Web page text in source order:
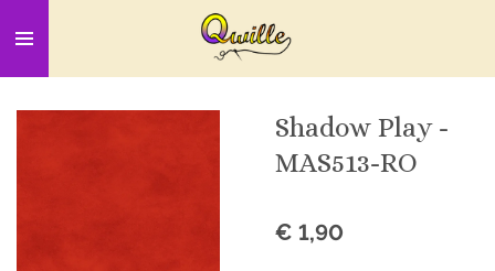
direct
naar
de
Shadow Play -
MAS513-RO
€ 1,90